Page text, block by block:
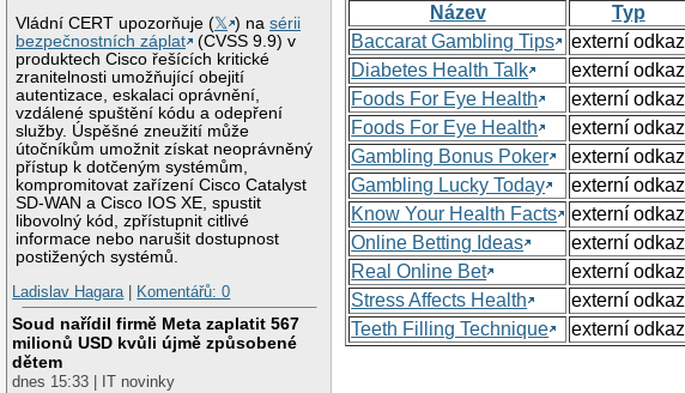
Vládní CERT upozorňuje (𝕏 ) nasérii
bezpečnostních záplat
(CVSS 9.9) v
produktech Cisco řešících kritické
zranitelnosti umožňující obejití
autentizace, eskalaci oprávnění,
vzdálené spuštění kódu a odepření
služby. Úspěšné zneužití může
útočníkům umožnit získat neoprávněný
přístup k dotčeným systémům,
kompromitovat zařízení Cisco Catalyst
SD-WAN a Cisco IOS XE, spustit
libovolný kód, zpřístupnit citlivé
informace nebo narušit dostupnost
postižených systémů.
Ladislav Hagara| Komentářů: 0
Soud nařídil firmě Meta zaplatit 567
milionů USD kvůli újmě způsobené
dětem
dnes 15:33 | IT novinky
Název
Typ
Baccarat Gambling Tips
externí odkaz
Diabetes Health Talk
externí odkaz
Foods For Eye Health
externí odkaz
Foods For Eye Health
externí odkaz
Gambling Bonus Poker
externí odkaz
Gambling Lucky Today
externí odkaz
Know Your Health Facts
externí odkaz
Online Betting Ideas
externí odkaz
Real Online Bet
externí odkaz
Stress Affects Health
externí odkaz
Teeth Filling Technique
externí odkaz